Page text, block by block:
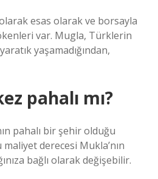
esas olarak ve borsayla
var. Mugla, Türklerin
yaşamadığından,
pahalı mı?
pahalı bir şehir olduğu
derecesi Mukla’nın
bağlı olarak değişebilir.